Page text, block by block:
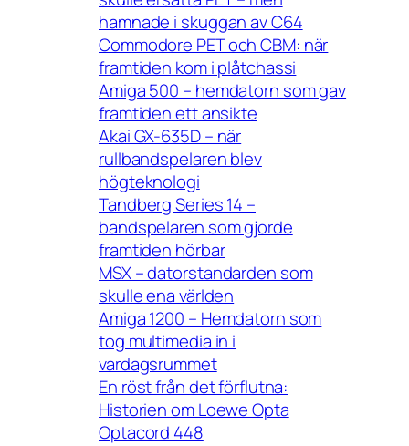
hamnade i skuggan av C64
Commodore PET och CBM: när
framtiden kom i plåtchassi
Amiga 500 – hemdatorn som gav
framtiden ett ansikte
Akai GX-635D – när
rullbandspelaren blev
högteknologi
Tandberg Series 14 –
bandspelaren som gjorde
framtiden hörbar
MSX – datorstandarden som
skulle ena världen
Amiga 1200 – Hemdatorn som
tog multimedia in i
vardagsrummet
En röst från det förflutna:
Historien om Loewe Opta
Optacord 448